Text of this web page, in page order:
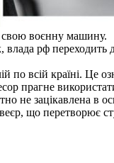
свою воєнну машину.
влада рф
по всій країні.
прагне
зацікавлена в
що перетворює